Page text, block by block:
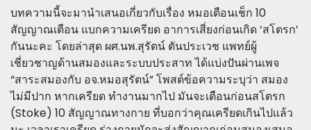
บทความนี้จะมานำเสนอเกี่ยวกับเรื่อง หมอเตือนเช็ก 10
สัญญาณเตือน แบกความเครียด อาการเสี่ยงก่อนเกิด ‘สโตรก’
กันนะคะ โดยล่าสุด ผศ.นพ.สุรัตน์ ตันประเวช แพทย์ผู้
เชี่ยวชาญด้านสมองและระบบประสาท ได้แบ่งปันผ่านเพจ
“สาระสมองกับ อจ.หมอสุรัตน์” โพสต์ข้อความระบุว่า สมอง
ไม่มีปาก หากเครียด ทำงานมากไป มันจะเตือนก่อนสโตรก
(Stoke) 10 สัญญาณทางกาย ที่บอกว่าคุณเครียดเกินไปแล้ว